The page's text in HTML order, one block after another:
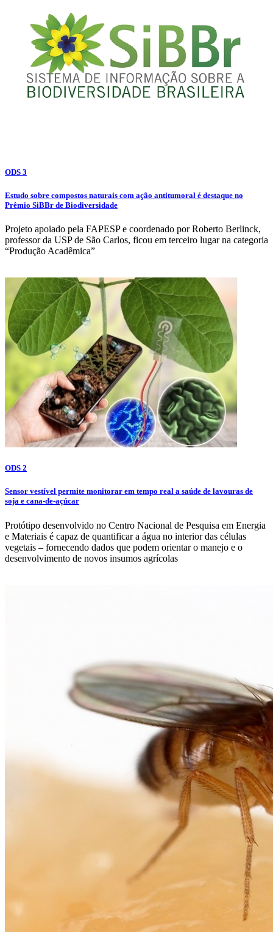
ODS 3
Estudo sobre compostos naturais com ação antitumoral é destaque no
Prêmio SiBBr de Biodiversidade
Projeto apoiado pela FAPESP e coordenado por Roberto Berlinck,
professor da USP de São Carlos, ficou em terceiro lugar na categoria
“Produção Acadêmica”
ODS 2
Sensor vestível permite monitorar em tempo real a saúde de lavouras de
soja e cana-de-açúcar
Protótipo desenvolvido no Centro Nacional de Pesquisa em Energia
e Materiais é capaz de quantificar a água no interior das células
vegetais – fornecendo dados que podem orientar o manejo e o
desenvolvimento de novos insumos agrícolas